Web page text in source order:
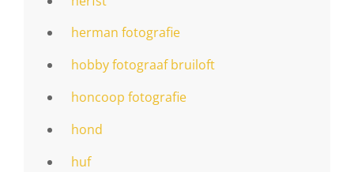
herman fotografie
hobby fotograaf bruiloft
honcoop fotografie
hond
huf